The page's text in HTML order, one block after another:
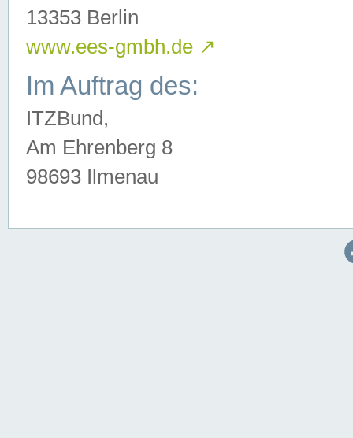
13353 Berlin
www.ees-gmbh.de ↗
Im Auftrag des:
ITZBund,
Am Ehrenberg 8
98693 Ilmenau